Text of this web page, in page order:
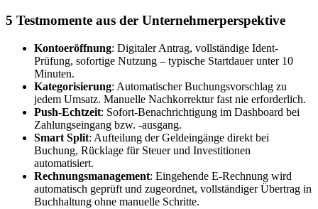
5 Testmomente aus der Unternehmerperspektive
Kontoeröffnung: Digitaler Antrag, vollständige Ident-
Prüfung, sofortige Nutzung – typische Startdauer unter 10
Minuten.
Kategorisierung: Automatischer Buchungsvorschlag zu
jedem Umsatz. Manuelle Nachkorrektur fast nie erforderlich.
Push-Echtzeit: Sofort-Benachrichtigung im Dashboard bei
Zahlungseingang bzw. -ausgang.
Smart Split: Aufteilung der Geldeingänge direkt bei
Buchung, Rücklage für Steuer und Investitionen
automatisiert.
Rechnungsmanagement: Eingehende E-Rechnung wird
automatisch geprüft und zugeordnet, vollständiger Übertrag in
Buchhaltung ohne manuelle Schritte.